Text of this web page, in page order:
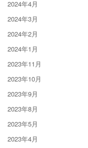
2024年4月
2024年3月
2024年2月
2024年1月
2023年11月
2023年10月
2023年9月
2023年8月
2023年5月
2023年4月